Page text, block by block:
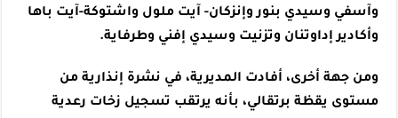
وآسفي وسيدي بنور وإنزكان- آيت ملول واشتوكة-آيت باها
وأكادير إداوتنان وتزنيت وسيدي إفني وطرفاية.
ومن جهة أخرى، أفادت المديرية، في نشرة إنذارية من
مستوى يقظة برتقالي، بأنه يرتقب تسجيل زخات رعدية